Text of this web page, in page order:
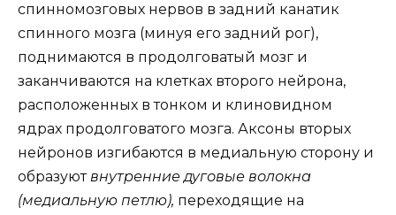
спинномозговых нервов в задний канатик
спинного мозга (минуя его задний рог),
поднимаются в продолговатый мозг и
заканчиваются на клетках второго нейрона,
расположенных в тонком и клиновидном
ядрах продолговатого мозга. Аксоны вторых
нейронов изгибаются в медиальную сторону и
образуютвнутренние дуговые волокна
(медиальную петлю), переходящие на